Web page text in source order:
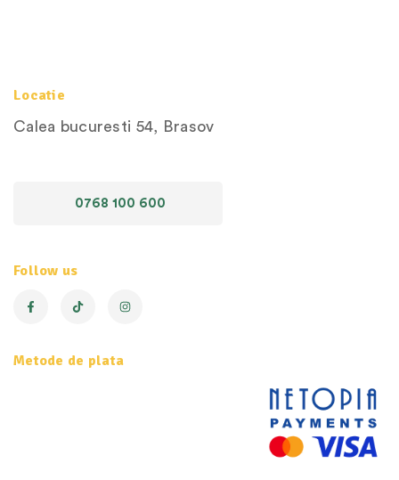
Locatie
Calea bucuresti 54, Brasov
0768 100 600
Follow us
Metode de plata